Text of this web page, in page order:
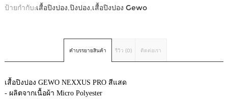
ป้ายกำกับ:เสื้อปิงปอง,ปิงปอง,เสื้อปิงปอง Gewo
คำบรรยายสินค้า รีวิว (0) ติดต่อเรา
เสื้อปิงปอง GEWO NEXXUS PRO สีแสด
- ผลิตจากเนื้อผ้า Micro Polyester